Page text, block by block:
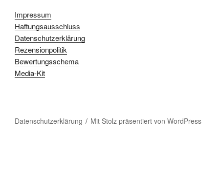
Impressum
Haftungsausschluss
Datenschutzerklärung
Rezensionpolitik
Bewertungsschema
Media-Kit
Datenschutzerklärung Mit Stolz präsentiert von WordPress